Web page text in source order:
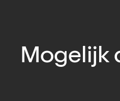
Mogelijk